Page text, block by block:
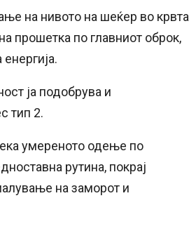
на нивото на шеќер во
прошетка по главниот оброк,
ја подобрува и
тип 2.
умереното одење по
рутина, покрај
на заморот и